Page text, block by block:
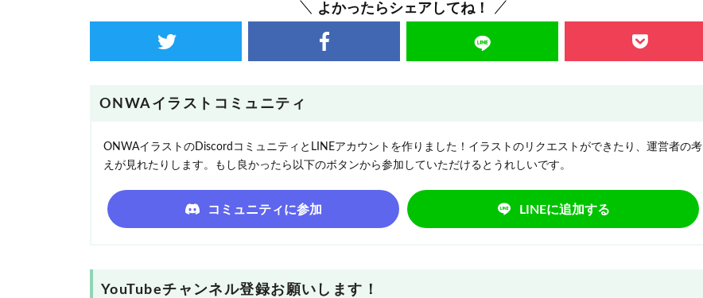
よかったらシェアしてね！
ONWAイラストコミュニティ
ONWAイラストのDiscordコミュニティとLINEアカウントを作りました！イラストのリクエストができたり、運営者の考
えが見れたりします。もし良かったら以下のボタンから参加していただけるとうれしいです。
コミュニティに参加 LINEに追加する
YouTubeチャンネル登録お願いします！